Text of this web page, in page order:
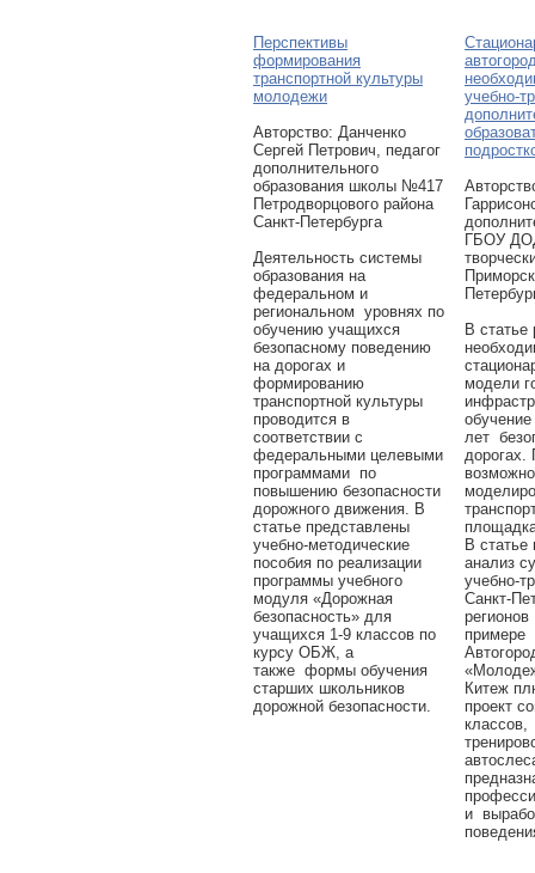
Перспективы
формирования
транспортной культуры
молодежи
Авторcтво: Данченко
Сергей Петрович, педагог
дополнительного
образования школы №417
Петродворцового района
Санкт-Петербурга
Деятельность системы
образования на
федеральном и
региональном уровнях по
обучению учащихся
безопасному поведению
на дорогах и
формированию
транспортной культуры
проводится в
соответствии с
федеральными целевыми
программами по
повышению безопасности
дорожного движения. В
статье представлены
учебно-методические
пособия по реализации
программы учебного
модуля «Дорожная
безопасность» для
учащихся 1-9 классов по
курсу ОБЖ, а
также формы обучения
старших школьников
дорожной безопасности.
учебно-
ГБОУ
В статье
модели
лет
дорогах.
В статье
анализ
учебно-
Санкт-
примере
Китеж
проект
классов,
и